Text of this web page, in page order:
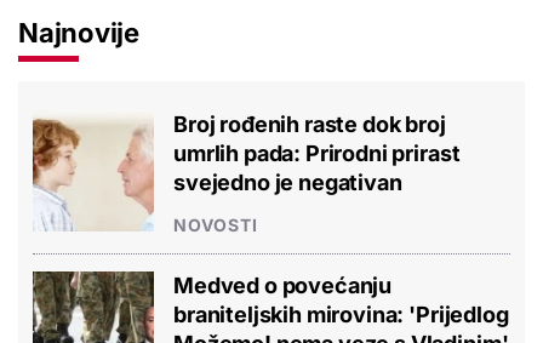
Najnovije
Broj rođenih raste dok broj
umrlih pada: Prirodni prirast
svejedno je negativan
NOVOSTI
Medved o povećanju
braniteljskih mirovina: 'Prijedlog